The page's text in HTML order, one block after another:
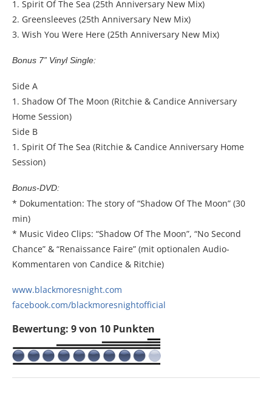
1. Spirit Of The Sea (25th Anniversary New Mix)
2. Greensleeves (25th Anniversary New Mix)
3. Wish You Were Here (25th Anniversary New Mix)
Bonus 7” Vinyl Single:
Side A
1. Shadow Of The Moon (Ritchie & Candice Anniversary
Home Session)
Side B
1. Spirit Of The Sea (Ritchie & Candice Anniversary Home
Session)
Bonus-DVD:
* Dokumentation: The story of “Shadow Of The Moon” (30
min)
* Music Video Clips: “Shadow Of The Moon”, “No Second
Chance” & “Renaissance Faire” (mit optionalen Audio-
Kommentaren von Candice & Ritchie)
www.blackmoresnight.com
facebook.com/blackmoresnightofficial
Bewertung: 9 von 10 Punkten